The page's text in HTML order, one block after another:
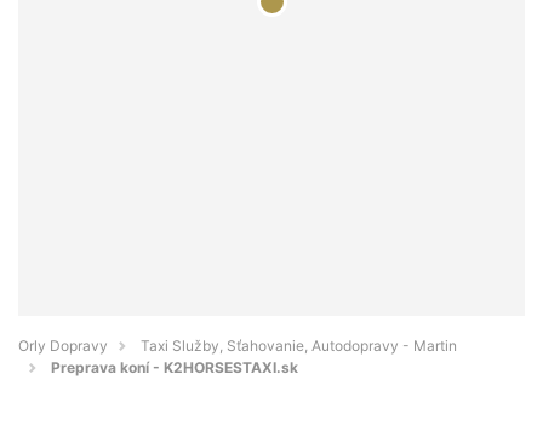
Orly Dopravy
Taxi Služby, Sťahovanie, Autodopravy - Martin
Preprava koní - K2HORSESTAXI.sk